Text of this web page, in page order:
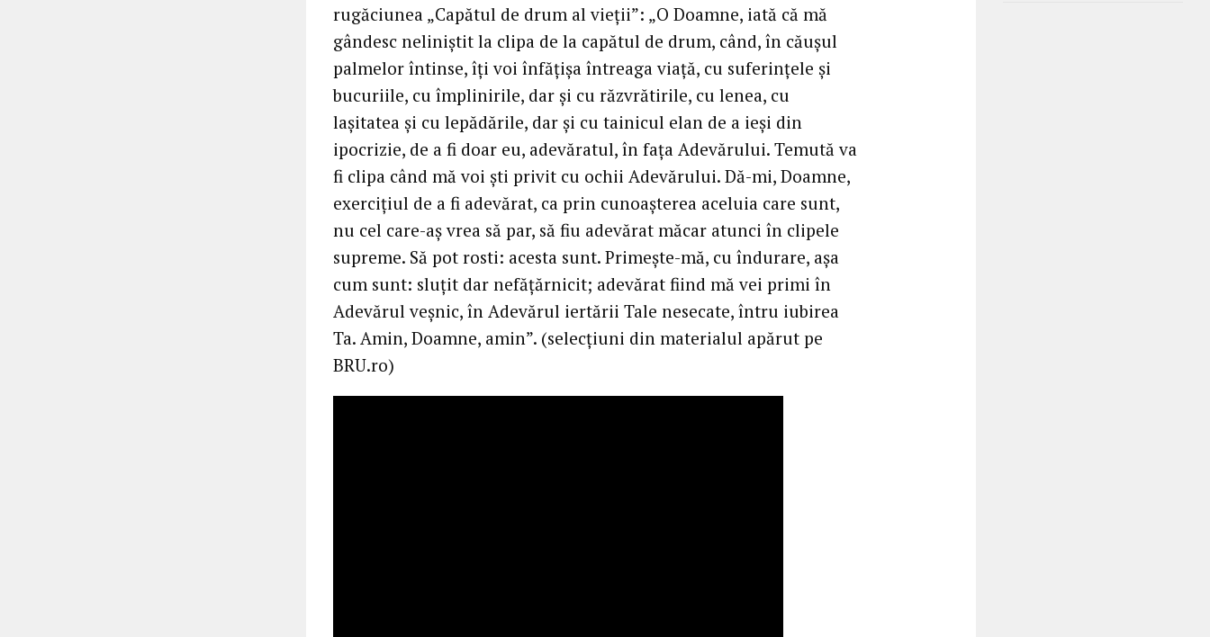
rugăciunea „Capătul de drum al vieţii”: „O Doamne, iată că mă
gândesc neliniştit la clipa de la capătul de drum, când, în căuşul
palmelor întinse, îţi voi înfăţişa întreaga viaţă, cu suferinţele şi
bucuriile, cu împlinirile, dar şi cu răzvrătirile, cu lenea, cu
laşitatea şi cu lepădările, dar şi cu tainicul elan de a ieşi din
ipocrizie, de a fi doar eu, adevăratul, în faţa Adevărului. Temută va
fi clipa când mă voi şti privit cu ochii Adevărului. Dă-mi, Doamne,
exerciţiul de a fi adevărat, ca prin cunoaşterea aceluia care sunt,
nu cel care-aş vrea să par, să fiu adevărat măcar atunci în clipele
supreme. Să pot rosti: acesta sunt. Primeşte-mă, cu îndurare, aşa
cum sunt: sluţit dar nefăţărnicit; adevărat fiind mă vei primi în
Adevărul veşnic, în Adevărul iertării Tale nesecate, întru iubirea
Ta. Amin, Doamne, amin”. (selecţiuni din materialul apărut pe
BRU.ro)